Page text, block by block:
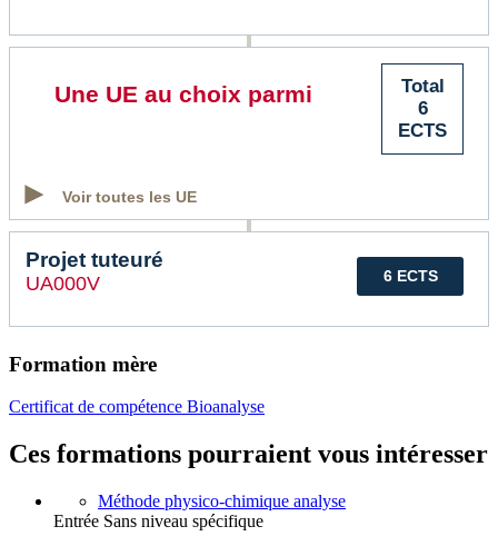
Total
6
ECTS
Une UE au choix parmi
Voir toutes les UE
6 ECTS
Projet tuteuré
UA000V
Formation mère
Certificat de compétence Bioanalyse
Ces formations pourraient vous intéresser
Méthode physico-chimique analyse
Entrée Sans niveau spécifique